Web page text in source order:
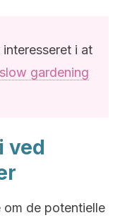
i at
gardening
ved
de potentielle